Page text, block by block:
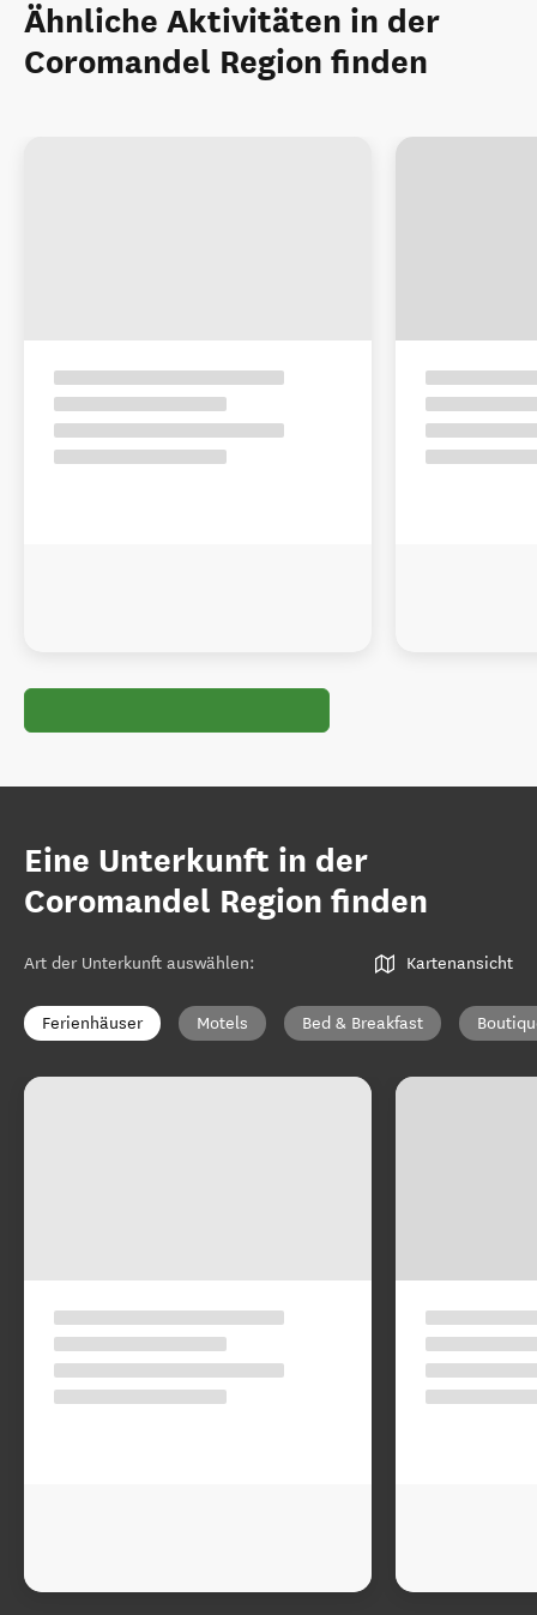
Ähnliche Aktivitäten in der
Coromandel Region finden
Eine Unterkunft in der
Coromandel Region finden
Art der Unterkunft auswählen: Kartenansicht
Ferienhäuser Motels Bed & Breakfast